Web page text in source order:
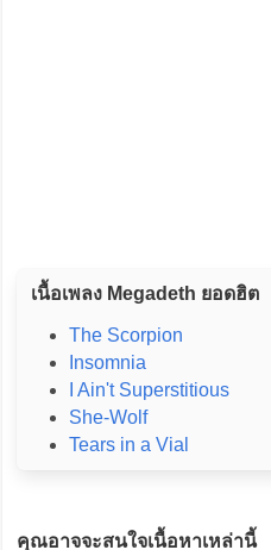
เนื้อเพลง Megadeth ยอดฮิต
The Scorpion
Insomnia
I Ain't Superstitious
She-Wolf
Tears in a Vial
คุณอาจจะสนใจเนื้อหาเหล่านี้